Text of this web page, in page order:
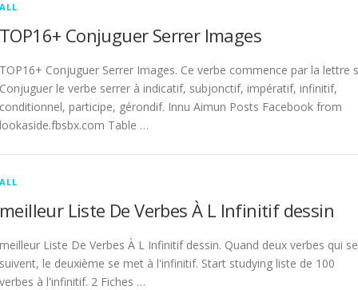
ALL
TOP16+ Conjuguer Serrer Images
TOP16+ Conjuguer Serrer Images. Ce verbe commence par la lettre
Conjuguer le verbe serrer à indicatif, subjonctif, impératif, infinitif,
conditionnel, participe, gérondif. Innu Aimun Posts Facebook from
lookaside.fbsbx.com Table …
ALL
meilleur Liste De Verbes À L Infinitif dessin
meilleur Liste De Verbes À L Infinitif dessin. Quand deux verbes qui se
suivent, le deuxième se met à l'infinitif. Start studying liste de 100
verbes à l'infinitif. 2 Fiches …